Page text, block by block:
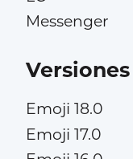
Messenger
Emoji 18.0
Emoji 17.0